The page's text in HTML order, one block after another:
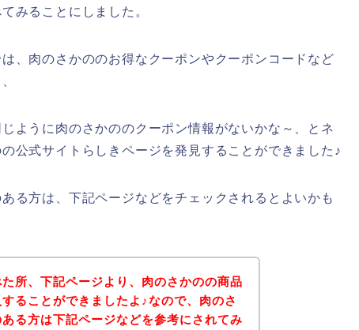
みることにしました。
、肉のさかののお得なクーポンやクーポンコードなど
ように肉のさかののクーポン情報がないかな～、とネ
公式サイトらしきページを発見することができました♪
る方は、下記ページなどをチェックされるとよいかも
所、下記ページより、肉のさかのの商品
ることができましたよ♪なので、肉のさ
る方は下記ページなどを参考にされてみ